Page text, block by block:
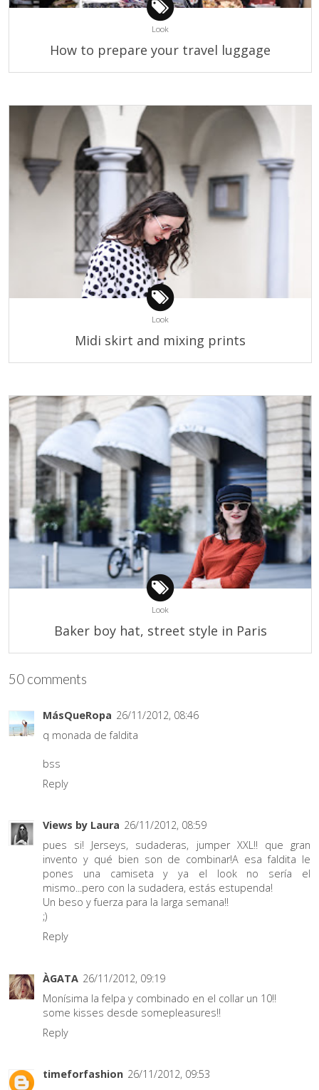
Look
How to prepare your travel luggage
Look
Midi skirt and mixing prints
Look
Baker boy hat, street style in Paris
50 comments
MásQueRopa 26/11/2012, 08:46
q monada de faldita
bss
Reply
Views by Laura 26/11/2012, 08:59
pues si! Jerseys, sudaderas, jumper XXL!! que gran
invento y qué bien son de combinar!A esa faldita le
pones una camiseta y ya el look no sería el
mismo...pero con la sudadera, estás estupenda!
Un beso y fuerza para la larga semana!!
;)
Reply
ÀGATA 26/11/2012, 09:19
Monísima la felpa y combinado en el collar un 10!!
some kisses desde somepleasures!!
Reply
timeforfashion 26/11/2012, 09:53